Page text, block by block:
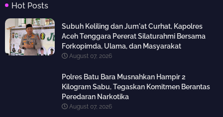
Hot Posts
Subuh Keliling dan Jum'at Curhat, Kapolres
Aceh Tenggara Pererat Silaturahmi Bersama
Forkopimda, Ulama, dan Masyarakat
August 07, 2026
Polres Batu Bara Musnahkan Hampir 2
Kilogram Sabu, Tegaskan Komitmen Berantas
Peredaran Narkotika
August 07, 2026